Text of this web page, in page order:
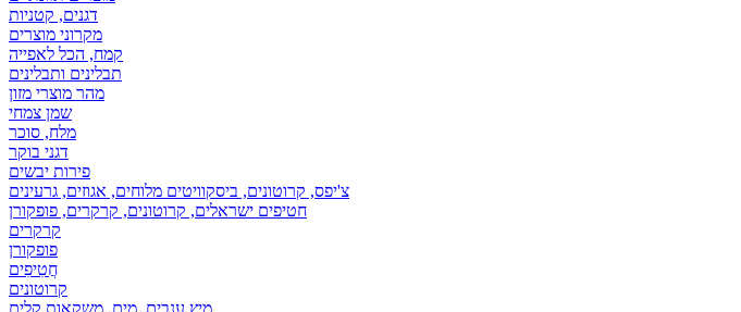
דגנים, קטניות
מקרוני מוצרים
קמח, הכל לאפייה
תבלינים ותבלינים
מהר מוצרי מזון
שמן צמחי
מלח, סוכר
דגני בוקר
פירות יבשים
צ'יפס, קרוטונים, ביסקוויטים מלוחים, אגוזים, גרעינים
חטיפים ישראלים, קרוטונים, קרקרים, פופקורן
קרקרים
פופקורן
חֲטִיפִים
קרוטונים
מיץ ענבים, מים, משקאות קלים